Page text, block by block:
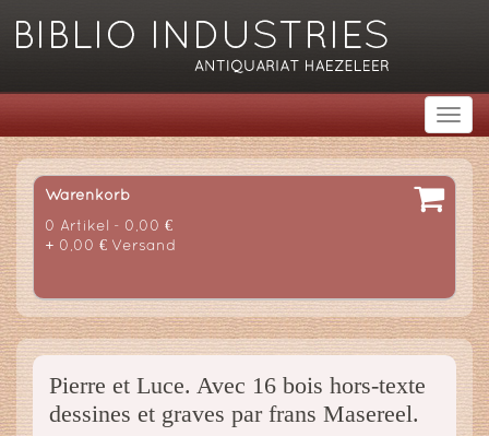
Warenkorb
0 Artikel - 0,00 €
+ 0,00 € Versand
Pierre et Luce. Avec 16 bois hors-texte
dessines et graves par frans Masereel.